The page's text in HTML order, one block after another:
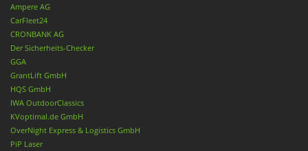
Ampere AG
CarFleet24
CRONBANK AG
Der Sicherheits-Checker
GGA
GrantLift GmbH
HQS GmbH
IWA OutdoorClassics
KVoptimal.de GmbH
OverNight Express & Logistics GmbH
PiP Laser